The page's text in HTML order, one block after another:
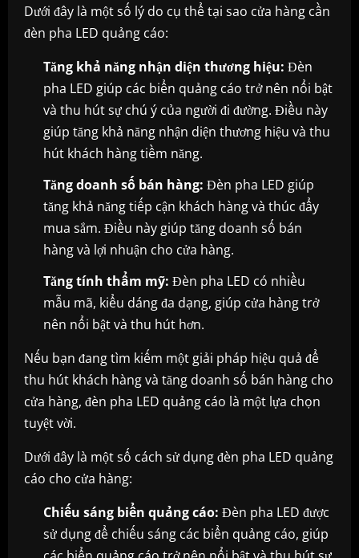
Dưới đây là một số lý do cụ thể tại sao cửa hàng cần
đèn pha LED quảng cáo:
Tăng khả năng nhận diện thương hiệu: Đèn
pha LED giúp các biển quảng cáo trở nên nổi bật
và thu hút sự chú ý của người đi đường. Điều này
giúp tăng khả năng nhận diện thương hiệu và thu
hút khách hàng tiềm năng.
Tăng doanh số bán hàng: Đèn pha LED giúp
tăng khả năng tiếp cận khách hàng và thúc đẩy
mua sắm. Điều này giúp tăng doanh số bán
hàng và lợi nhuận cho cửa hàng.
Tăng tính thẩm mỹ: Đèn pha LED có nhiều
mẫu mã, kiểu dáng đa dạng, giúp cửa hàng trở
nên nổi bật và thu hút hơn.
Nếu bạn đang tìm kiếm một giải pháp hiệu quả để
thu hút khách hàng và tăng doanh số bán hàng cho
cửa hàng, đèn pha LED quảng cáo là một lựa chọn
tuyệt vời.
Dưới đây là một số cách sử dụng đèn pha LED quảng
cáo cho cửa hàng:
Chiếu sáng biển quảng cáo: Đèn pha LED được
sử dụng để chiếu sáng các biển quảng cáo, giúp